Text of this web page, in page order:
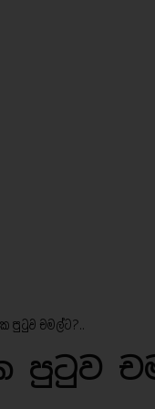
පුටුව චමල්ට?..
පුටුව